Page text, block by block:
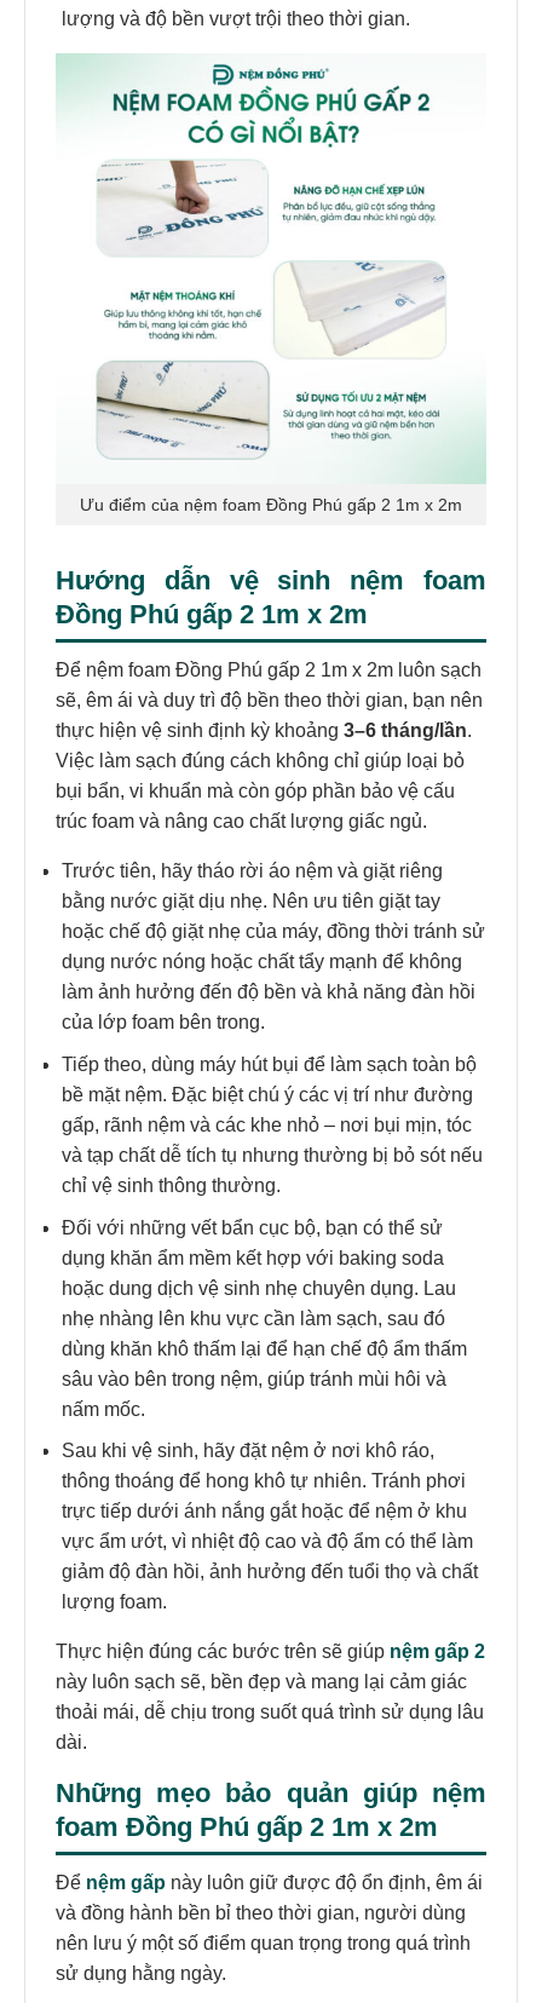
lượng và độ bền vượt trội theo thời gian.
Ưu điểm của nệm foam Đồng Phú gấp 2 1m x 2m
Hướng dẫn vệ sinh nệm foam
Đồng Phú gấp 2 1m x 2m
Để nệm foam Đồng Phú gấp 2 1m x 2m luôn sạch
sẽ, êm ái và duy trì độ bền theo thời gian, bạn nên
thực hiện vệ sinh định kỳ khoảng 3–6 tháng/lần.
Việc làm sạch đúng cách không chỉ giúp loại bỏ
bụi bẩn, vi khuẩn mà còn góp phần bảo vệ cấu
trúc foam và nâng cao chất lượng giấc ngủ.
Trước tiên, hãy tháo rời áo nệm và giặt riêng
bằng nước giặt dịu nhẹ. Nên ưu tiên giặt tay
hoặc chế độ giặt nhẹ của máy, đồng thời tránh sử
dụng nước nóng hoặc chất tẩy mạnh để không
làm ảnh hưởng đến độ bền và khả năng đàn hồi
của lớp foam bên trong.
Tiếp theo, dùng máy hút bụi để làm sạch toàn bộ
bề mặt nệm. Đặc biệt chú ý các vị trí như đường
gấp, rãnh nệm và các khe nhỏ – nơi bụi mịn, tóc
và tạp chất dễ tích tụ nhưng thường bị bỏ sót nếu
chỉ vệ sinh thông thường.
Đối với những vết bẩn cục bộ, bạn có thể sử
dụng khăn ẩm mềm kết hợp với baking soda
hoặc dung dịch vệ sinh nhẹ chuyên dụng. Lau
nhẹ nhàng lên khu vực cần làm sạch, sau đó
dùng khăn khô thấm lại để hạn chế độ ẩm thấm
sâu vào bên trong nệm, giúp tránh mùi hôi và
nấm mốc.
Sau khi vệ sinh, hãy đặt nệm ở nơi khô ráo,
thông thoáng để hong khô tự nhiên. Tránh phơi
trực tiếp dưới ánh nắng gắt hoặc để nệm ở khu
vực ẩm ướt, vì nhiệt độ cao và độ ẩm có thể làm
giảm độ đàn hồi, ảnh hưởng đến tuổi thọ và chất
lượng foam.
Thực hiện đúng các bước trên sẽ giúp nệm gấp 2
này luôn sạch sẽ, bền đẹp và mang lại cảm giác
thoải mái, dễ chịu trong suốt quá trình sử dụng lâu
dài.
Những mẹo bảo quản giúp nệm
foam Đồng Phú gấp 2 1m x 2m
Để nệm gấp này luôn giữ được độ ổn định, êm ái
và đồng hành bền bỉ theo thời gian, người dùng
nên lưu ý một số điểm quan trọng trong quá trình
sử dụng hằng ngày.